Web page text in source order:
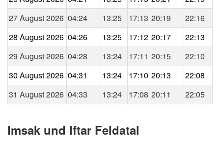
27 August 2026 04:24 13:25 17:13 20:19
22:16
28 August 2026 04:26 13:25 17:12 20:17
22:13
29 August 2026 04:28 13:24 17:11 20:15
22:10
30 August 2026 04:31 13:24 17:10 20:13
22:08
31 August 2026 04:33 13:24 17:08 20:11 22:05
Imsak und Iftar Feldatal